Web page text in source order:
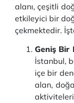
alanı, çeşitli
etkileyici bir
çekmektedir.
Geniş Bir
İstanbul,
içe bir
alan,